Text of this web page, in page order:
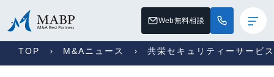
Web無料相談
TOP M&Aニュース 共栄セキュリティーサービ